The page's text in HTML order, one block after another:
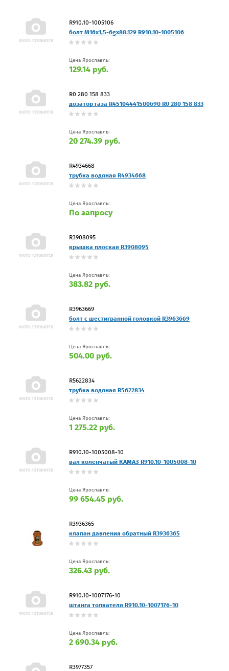
R910.10-1005106
болт М16х1,5-6gх88.129 R910.10-1005106
Цена Ярославль:
129.14 руб.
R0 280 158 833
дозатор газа R45104441500690 R0 280 158 833
Цена Ярославль:
20 274.39 руб.
R4934668
трубка водяная R4934668
Цена Ярославль:
По запросу
R3908095
крышка плоская R3908095
Цена Ярославль:
383.82 руб.
R3963669
болт с шестигранной головкой R3963669
Цена Ярославль:
504.00 руб.
R5622834
трубка водяная R5622834
Цена Ярославль:
1 275.22 руб.
R910.10-1005008-10
вал коленчатый КАМАЗ R910.10-1005008-10
Цена Ярославль:
99 654.45 руб.
R3936365
клапан давления обратный R3936365
Цена Ярославль:
326.43 руб.
R910.10-1007176-10
штанга толкателя R910.10-1007176-10
Цена Ярославль:
2 690.34 руб.
R3977357